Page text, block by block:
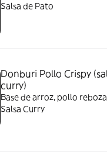
Salsa de Pato
Donburi Pollo Crispy
curry)
Base de arroz, pollo
Salsa Curry